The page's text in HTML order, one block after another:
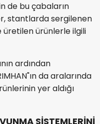
de bu çabaların
stantlarda sergilenen
üretilen ürünlerle ilgili
ardından
da aralarında
yer aldığı
SİSTEMLERİNİ